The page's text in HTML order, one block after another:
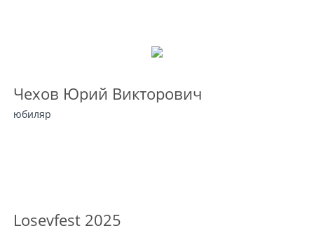
Чехов Юрий Викторович
юбиляр
Losevfest 2025